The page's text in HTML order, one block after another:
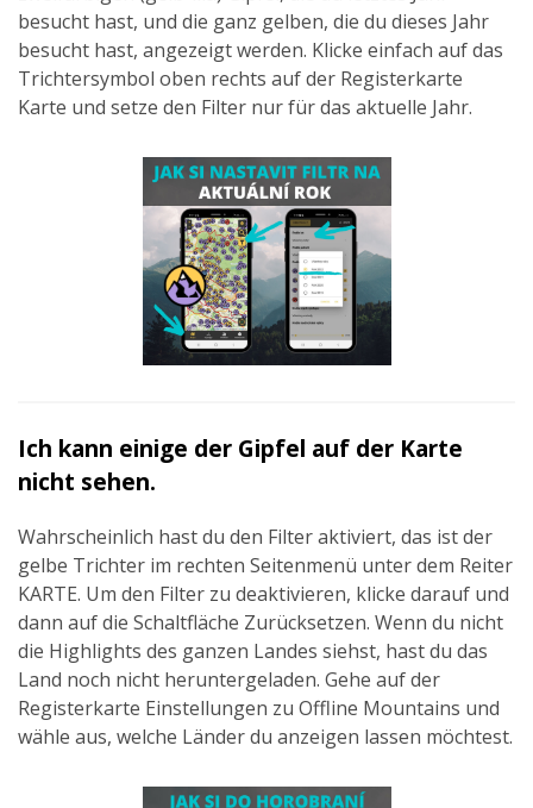
besucht hast, und die ganz gelben, die du dieses Jahr
besucht hast, angezeigt werden. Klicke einfach auf das
Trichtersymbol oben rechts auf der Registerkarte
Karte und setze den Filter nur für das aktuelle Jahr.
Ich kann einige der Gipfel auf der Karte
nicht sehen.
Wahrscheinlich hast du den Filter aktiviert, das ist der
gelbe Trichter im rechten Seitenmenü unter dem Reiter
KARTE. Um den Filter zu deaktivieren, klicke darauf und
dann auf die Schaltfläche Zurücksetzen. Wenn du nicht
die Highlights des ganzen Landes siehst, hast du das
Land noch nicht heruntergeladen. Gehe auf der
Registerkarte Einstellungen zu Offline Mountains und
wähle aus, welche Länder du anzeigen lassen möchtest.